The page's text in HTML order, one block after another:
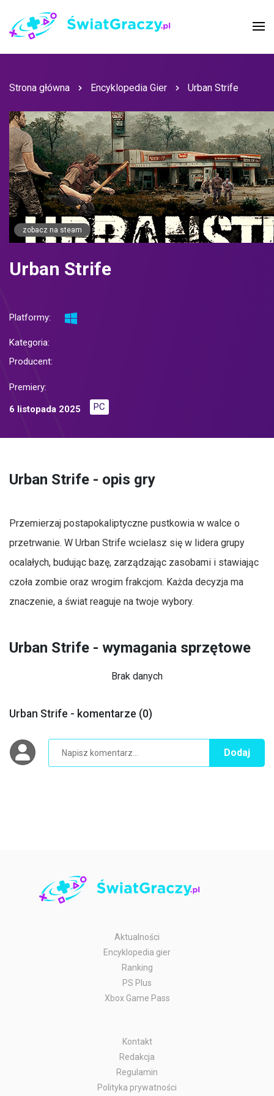
Strona główna Encyklopedia Gier Urban Strife
zobacz na steam
Urban Strife
Platformy:
Kategoria:
Producent:
Premiery:
6 listopada 2025
PC
Urban Strife - opis gry
Przemierzaj postapokaliptyczne pustkowia w walce o
przetrwanie. W Urban Strife wcielasz się w lidera grupy
ocalałych, budując bazę, zarządzając zasobami i stawiając
czoła zombie oraz wrogim frakcjom. Każda decyzja ma
znaczenie, a świat reaguje na twoje wybory.
Urban Strife - wymagania sprzętowe
Brak danych
Urban Strife - komentarze (0)
Dodaj
Aktualności
Encyklopedia gier
Ranking
PS Plus
Xbox Game Pass
Kontakt
Redakcja
Regulamin
Polityka prywatności